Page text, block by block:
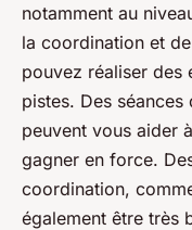
notamment au
la coordination et
pouvez réaliser des
pistes. Des
peuvent vous aider
gagner en force.
coordination,
également être très